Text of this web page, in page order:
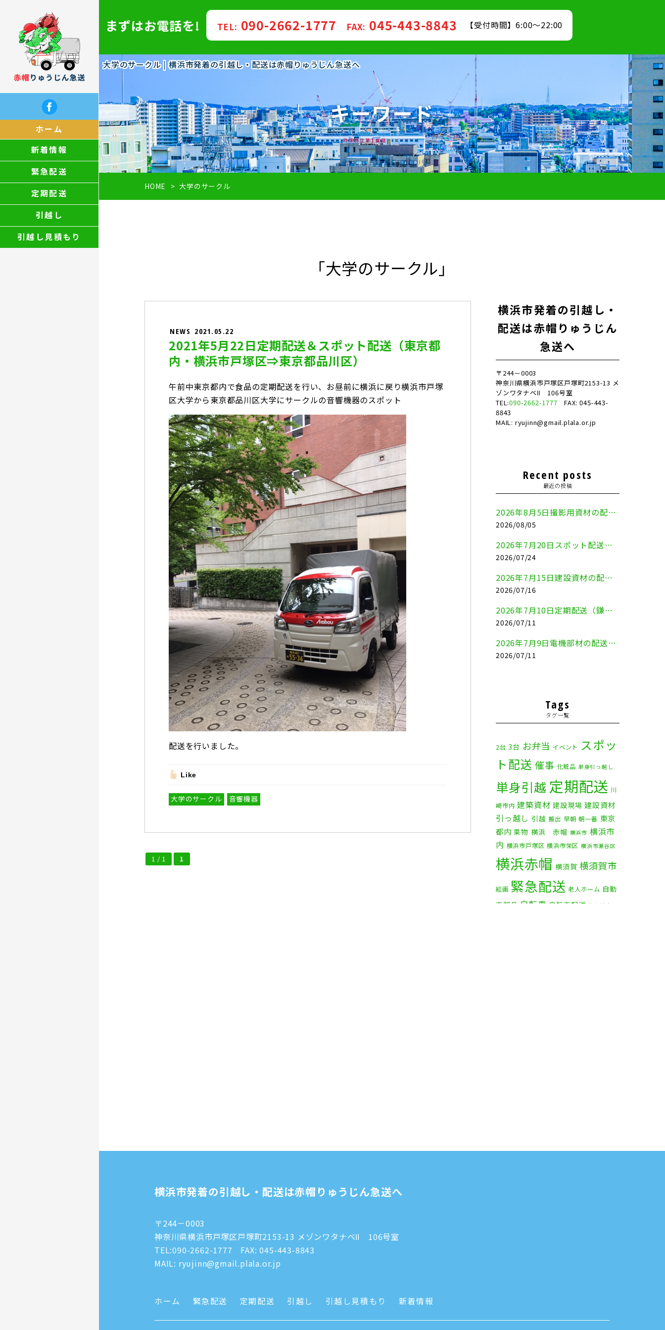
ホーム
新着情報
緊急配送
定期配送
引越し
引越し見積もり
大学のサークル | 横浜市発着の引越し・配送は赤帽りゅうじん急送へ
まずはお電話を! TEL: 090-2662-1777 FAX: 045-443-8843 【受付時間】6:00～22:00
キーワード
HOME 大学のサークル
「大学のサークル」
NEWS 2021.05.22
2021年5月22日定期配送＆スポット配送（東京都
内・横浜市戸塚区⇒東京都品川区）
午前中東京都内で食品の定期配送を行い、お昼前に横浜に戻り横浜市戸塚
区大学から東京都品川区大学にサークルの音響機器のスポット
配送を行いました。
Like
大学のサークル 音響機器
1 / 1 1
横浜市発着の引越し・
配送は赤帽りゅうじん
急送へ
〒244－0003
神奈川県横浜市戸塚区戸塚町2153-13 メ
ゾンワタナベⅡ 106号室
TEL:090-2662-1777 FAX: 045-443-
8843
MAIL: ryujinn@gmail.plala.or.jp
Recent posts
最近の投稿
2026年8月5日撮影用資材の配送（鎌倉市⇒港区）
2026/08/05
2026年7月20日スポット配送（横浜市金沢区⇒愛知県豊川市）
2026/07/24
2026年7月15日建設資材の配送（横浜市金沢区⇒横須賀市）
2026/07/16
2026年7月10日定期配送（鎌倉市⇔大田区）
2026/07/11
2026年7月9日電機部材の配送（横浜市戸塚区⇒品川区）
2026/07/11
Tags
タグ一覧
2台 3台 お弁当 イベント スポッ
ト配送 催事 化粧品 単身引っ越し
単身引越 定期配送 川
崎市内 建築資材 建設現場 建設資材
引っ越し 引越 搬出 早朝 朝一番 東京
都内 果物 横浜 赤帽 横浜市 横浜市
内 横浜市戸塚区 横浜市栄区 横浜市瀬谷区
横浜赤帽 横須賀 横須賀市
絵画 緊急配送 老人ホーム 自動
車部品 自転車 自転車配送 茅ケ崎市
横浜市発着の引越し・配送は赤帽りゅうじん急送へ
〒244－0003
神奈川県横浜市戸塚区戸塚町2153-13 メゾンワタナベⅡ 106号室
TEL:090-2662-1777 FAX: 045-443-8843
MAIL: ryujinn@gmail.plala.or.jp
ホーム 緊急配送 定期配送 引越し 引越し見積もり 新着情報